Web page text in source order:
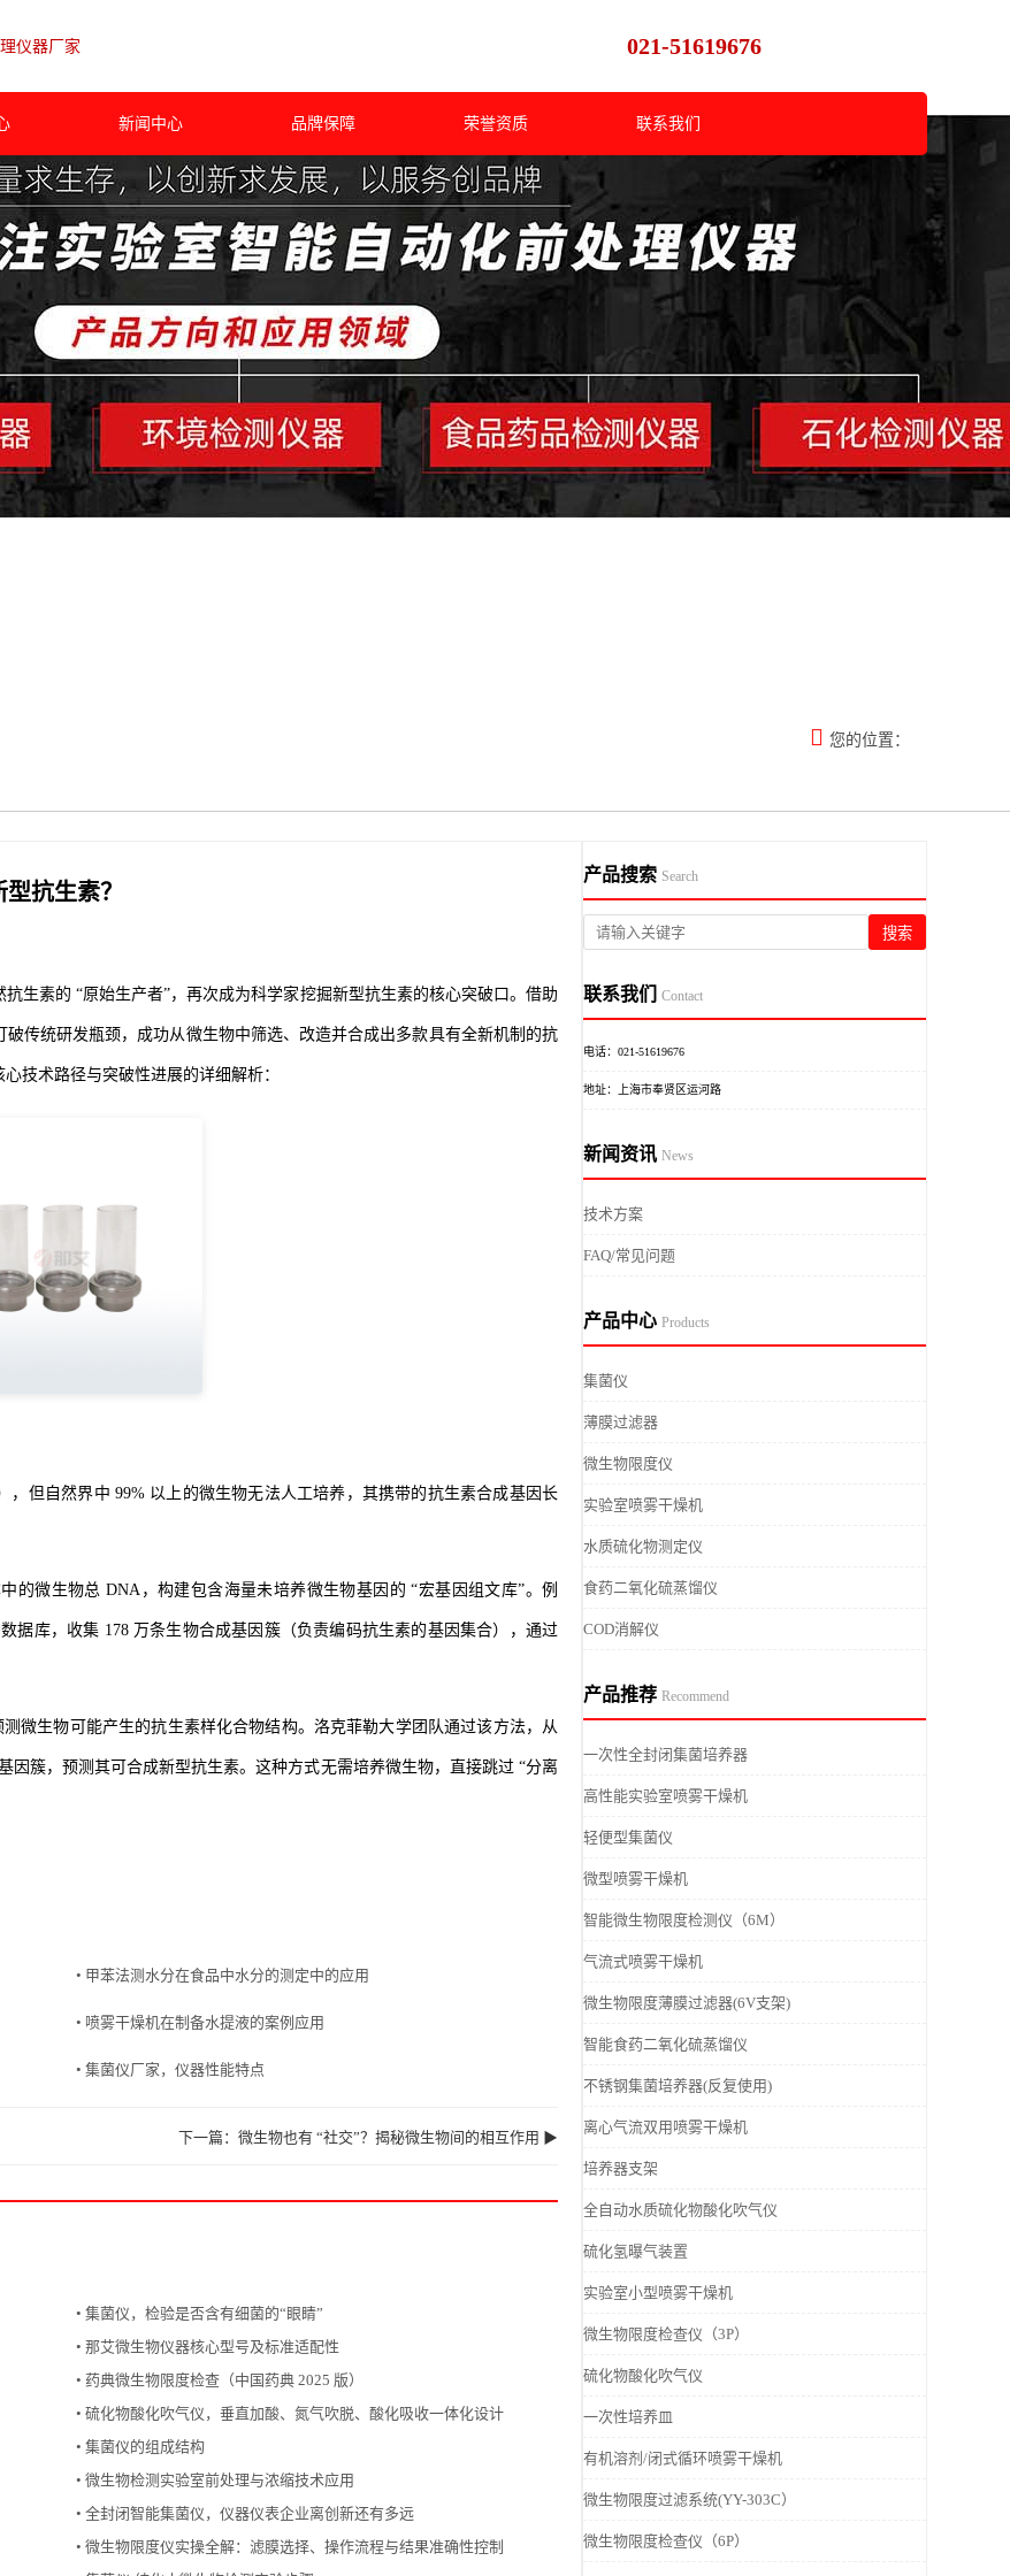
仪器厂家 021-51619676
新闻中心 品牌保障 荣誉资质 联系我们
 您的位置：
抗生素？
生素的 “原始生产者”，再次成为科学家挖掘新型抗生素的核心突破口。借助
传统研发瓶颈，成功从微生物中筛选、改造并合成出多款具有全新机制的抗
技术路径与突破性进展的详细解析：
但自然界中 99% 以上的微生物无法人工培养，其携带的抗生素合成基因长
的微生物总 DNA，构建包含海量未培养微生物基因的 “宏基因组文库”。例
据库，收集 178 万条生物合成基因簇（负责编码抗生素的基因集合），通过
微生物可能产生的抗生素样化合物结构。洛克菲勒大学团队通过该方法，从
因簇，预测其可合成新型抗生素。这种方式无需培养微生物，直接跳过 “分离
• 甲苯法测水分在食品中水分的测定中的应用
• 喷雾干燥机在制备水提液的案例应用
• 集菌仪厂家，仪器性能特点
下一篇：微生物也有 “社交”？揭秘微生物间的相互作用 ▶
• 集菌仪，检验是否含有细菌的“眼睛”
• 那艾微生物仪器核心型号及标准适配性
• 药典微生物限度检查（中国药典 2025 版）
• 硫化物酸化吹气仪，垂直加酸、氮气吹脱、酸化吸收一体化设计
• 集菌仪的组成结构
• 微生物检测实验室前处理与浓缩技术应用
• 全封闭智能集菌仪，仪器仪表企业离创新还有多远
• 微生物限度仪实操全解：滤膜选择、操作流程与结果准确性控制
产品搜索 Search
搜索
联系我们 Contact
电话：021-51619676
地址：上海市奉贤区运河路
新闻资讯 News
技术方案
FAQ/常见问题
产品中心 Products
集菌仪
薄膜过滤器
微生物限度仪
实验室喷雾干燥机
水质硫化物测定仪
食药二氧化硫蒸馏仪
COD消解仪
产品推荐 Recommend
一次性全封闭集菌培养器
高性能实验室喷雾干燥机
轻便型集菌仪
微型喷雾干燥机
智能微生物限度检测仪（6M）
气流式喷雾干燥机
微生物限度薄膜过滤器(6V支架)
智能食药二氧化硫蒸馏仪
不锈钢集菌培养器(反复使用)
离心气流双用喷雾干燥机
培养器支架
全自动水质硫化物酸化吹气仪
硫化氢曝气装置
实验室小型喷雾干燥机
微生物限度检查仪（3P）
硫化物酸化吹气仪
一次性培养皿
有机溶剂/闭式循环喷雾干燥机
微生物限度过滤系统(YY-303C）
微生物限度检查仪（6P）